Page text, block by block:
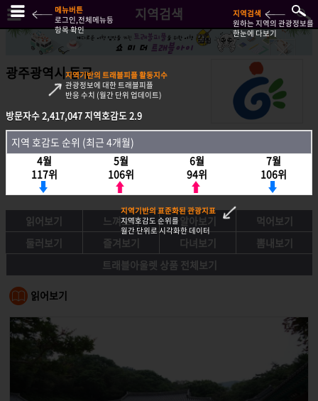
지역검색
광주광역시 동구
방문자수2,417,047지역호감도2.9
지역호감도 순위 (최근 4개월)
4월
117위
5월
106위
6월
94위
7월
106위
읽어보기 느껴보기 알아보기
먹어보기
둘러보기
즐겨보기 다녀보기
뽐내보기
트래블아울렛 상품 전체보기
읽어보기
방문자수2,417,047지역호감도2.9
지역 호감도 순위 (최근 4개월)
4월
117위
5월
106위
6월
94위
7월
106위
메뉴버튼
로그인,전체메뉴등
항목 확인
지역검색
원하는 지역의 관광정보를
한눈에 다보기
지역기반의 트래블피플 활동지수
관광정보에 대한 트래블피플
반응 수치 (월간 단위 업데이트)
지역기반의 표준화된 관광지표
지역호감도 순위를
월간 단위로 시각화한 데이터